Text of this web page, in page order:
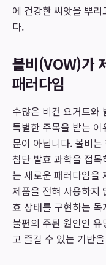
에 건강한 씨앗을 뿌
다.
볼비(VOW)가
패러다임
수많은 비건 요거트와
특별한 주목을 받는 이
문이 아닙니다. 볼비
첨단 발효 과학을 접
는 새로운 패러다임을
제품을 전혀 사용하지
효 상태를 구현하는
불편의 주된 원인인
고 즐길 수 있는 기반